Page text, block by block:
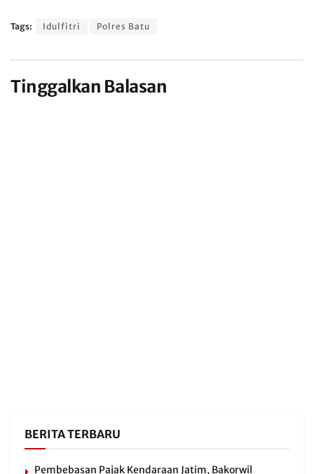
Tags: Idulfitri Polres Batu
Tinggalkan Balasan
BERITA TERBARU
Pembebasan Pajak Kendaraan Jatim, Bakorwil